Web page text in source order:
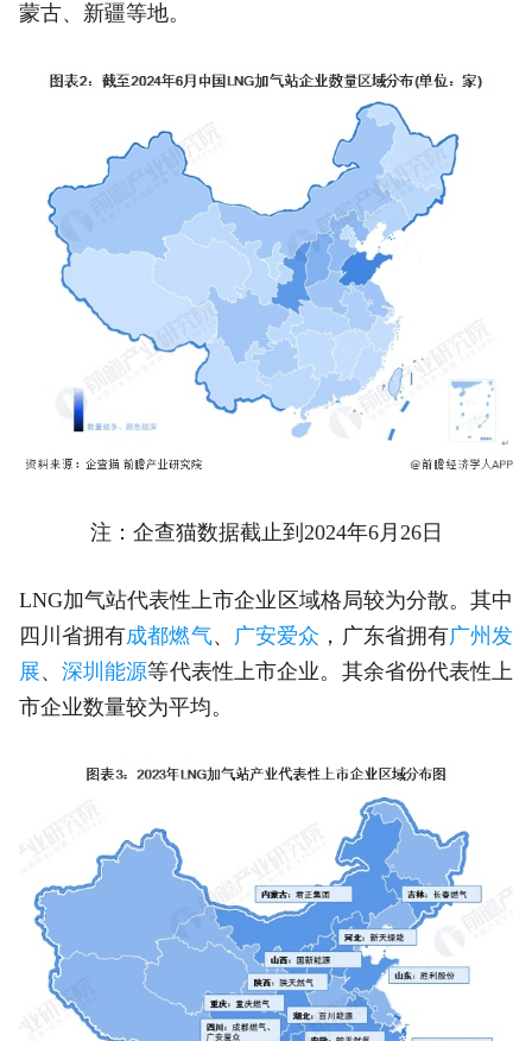
蒙古、新疆等地。
注：企查猫数据截止到2024年6月26日
LNG加气站代表性上市企业区域格局较为分散。其中
四川省拥有成都燃气、 广安爱众 ，广东省拥有广州发
展、 深圳能源等代表性上市企业。其余省份代表性上
市企业数量较为平均。